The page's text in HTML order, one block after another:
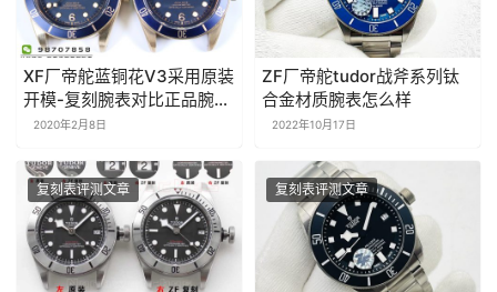
XF厂帝舵蓝铜花V3采用原装
开模-复刻腕表对比正品腕表
究竟如何
2020年2月8日
ZF厂帝舵tudor战斧系列钛
合金材质腕表怎么样
2022年10月17日
复刻表评测文章 复刻表评测文章